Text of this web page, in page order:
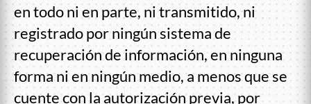
en todo ni en parte, ni transmitido, ni
registrado por ningún sistema de
recuperación de información, en ninguna
forma ni en ningún medio, a menos que se
cuente con la autorización previa, por